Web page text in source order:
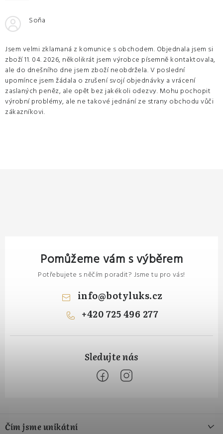
Soňa
Jsem velmi zklamaná z komunice s obchodem. Objednala jsem si
zboží 11. 04. 2026, několikrát jsem výrobce písemně kontaktovala,
ale do dnešního dne jsem zboží neobdržela. V poslední
upomínce jsem žádala o zrušení svojí objednávky a vrácení
zaslaných peněz, ale opět bez jakékoli odezvy. Mohu pochopit
výrobní problémy, ale ne takové jednání ze strany obchodu vůči
zákazníkovi.
Pomůžeme vám s výběrem
Potřebujete s něčím poradit? Jsme tu pro vás!
info@botyluks.cz
+420 725 496 277
Čím jsme unikátní